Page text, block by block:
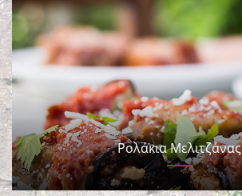
Ρολάκια Μελιτζάνας